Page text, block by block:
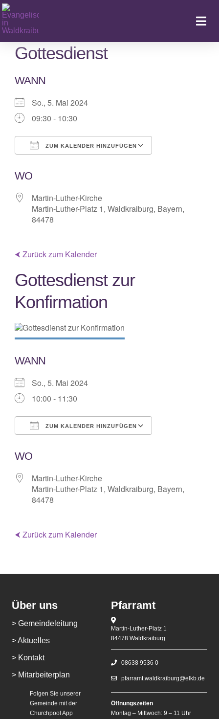
Zum
Inhalt
springen
Gottesdienst
WANN
So., 5. Mai 2024
09:30 - 10:30
ZUM KALENDER HINZUFÜGEN
WO
Martin-Luther-Kirche
Martin-Luther-Platz 1, Waldkraiburg, Bayern,
84478
⮜ Zurück zum Kalender
Gottesdienst zur
Konfirmation
WANN
So., 5. Mai 2024
10:00 - 11:30
ZUM KALENDER HINZUFÜGEN
WO
Martin-Luther-Kirche
Martin-Luther-Platz 1, Waldkraiburg, Bayern,
84478
⮜ Zurück zum Kalender
Über uns
> Gemeindeleitung
> Aktuelles
> Kontakt
> Mitarbeiterplan
Folgen Sie unserer
Gemeinde mit der
Churchpool App
Pfarramt
Martin-Luther-Platz 1
84478 Waldkraiburg
08638 9536 0
pfarramt.waldkraiburg@elkb.de
Öffnungszeiten
Montag – Mittwoch: 9 – 11 Uhr